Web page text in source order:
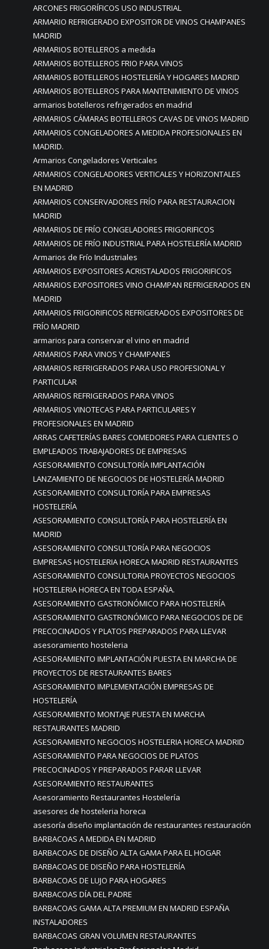
ARCONES FRIGORÍFICOS USO INDUSTRIAL
ARMARIO REFRIGERADO EXPOSITOR DE VINOS CHAMPANES
MADRID
ARMARIOS BOTELLEROS a medida
ARMARIOS BOTELLEROS FRIO PARA VINOS
ARMARIOS BOTELLEROS HOSTELERÍA Y HOGARES MADRID
ARMARIOS BOTELLEROS PARA MANTENIMIENTO DE VINOS
armarios botelleros refrigerados en madrid
ARMARIOS CÁMARAS BOTELLEROS CAVAS DE VINOS MADRID
ARMARIOS CONGELADORES A MEDIDA PROFESIONALES EN
MADRID.
Armarios Congeladores Verticales
ARMARIOS CONGELADORES VERTICALES Y HORIZONTALES
EN MADRID
ARMARIOS CONSERVADORES FRÍO PARA RESTAURACION
MADRID
ARMARIOS DE FRÍO CONGELADORES FRIGORIFICOS
ARMARIOS DE FRÍO INDUSTRIAL PARA HOSTELERÍA MADRID
Armarios de Frío Industriales
ARMARIOS EXPOSITORES ACRISTALADOS FRIGORIFICOS
ARMARIOS EXPOSITORES VINO CHAMPAN REFRIGERADOS EN
MADRID
ARMARIOS FRIGORIFICOS REFRIGERADOS EXPOSITORES DE
FRÍO MADRID
armarios para conservar el vino en madrid
ARMARIOS PARA VINOS Y CHAMPANES
ARMARIOS REFRIGERADOS PARA USO PROFESIONAL Y
PARTICULAR
ARMARIOS REFRIGERADOS PARA VINOS
ARMARIOS VINOTECAS PARA PARTICULARES Y
PROFESIONALES EN MADRID
ARRAS CAFETERÍAS BARES COMEDORES PARA CLIENTES O
EMPLEADOS TRABAJADORES DE EMPRESAS
ASESORAMIENTO CONSULTORÍA IMPLANTACIÓN
LANZAMIENTO DE NEGOCIOS DE HOSTELERÍA MADRID
ASESORAMIENTO CONSULTORÍA PARA EMPRESAS
HOSTELERÍA
ASESORAMIENTO CONSULTORÍA PARA HOSTELERÍA EN
MADRID
ASESORAMIENTO CONSULTORÍA PARA NEGOCIOS
EMPRESAS HOSTELERIA HORECA MADRID RESTAURANTES
ASESORAMIENTO CONSULTORIA PROYECTOS NEGOCIOS
HOSTELERIA HORECA EN TODA ESPAÑA.
ASESORAMIENTO GASTRONÓMICO PARA HOSTELERÍA
ASESORAMIENTO GASTRONÓMICO PARA NEGOCIOS DE DE
PRECOCINADOS Y PLATOS PREPARADOS PARA LLEVAR
asesoramiento hosteleria
ASESORAMIENTO IMPLANTACIÓN PUESTA EN MARCHA DE
PROYECTOS DE RESTAURANTES BARES
ASESORAMIENTO IMPLEMENTACIÓN EMPRESAS DE
HOSTELERÍA
ASESORAMIENTO MONTAJE PUESTA EN MARCHA
RESTAURANTES MADRID
ASESORAMIENTO NEGOCIOS HOSTELERIA HORECA MADRID
ASESORAMIENTO PARA NEGOCIOS DE PLATOS
PRECOCINADOS Y PREPARADOS PARAR LLEVAR
ASESORAMIENTO RESTAURANTES
Asesoramiento Restaurantes Hostelería
asesores de hosteleria horeca
asesoría diseño implantación de restaurantes restauración
BARBACOAS A MEDIDA EN MADRID
BARBACOAS DE DISEÑO ALTA GAMA PARA EL HOGAR
BARBACOAS DE DISEÑO PARA HOSTELERÍA
BARBACOAS DE LUJO PARA HOGARES
BARBACOAS DÍA DEL PADRE
BARBACOAS GAMA ALTA PREMIUM EN MADRID ESPAÑA
INSTALADORES
BARBACOAS GRAN VOLUMEN RESTAURANTES